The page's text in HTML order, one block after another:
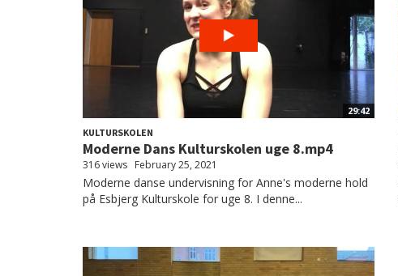
29:42
KULTURSKOLEN
Moderne Dans Kulturskolen uge 8.mp4
316 views February 25, 2021
Moderne danse undervisning for Anne's moderne hold
på Esbjerg Kulturskole for uge 8. I denne...